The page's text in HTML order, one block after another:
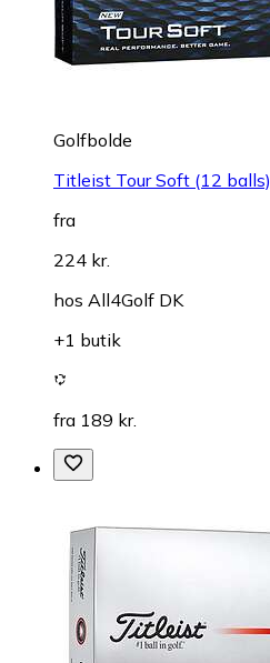
Golfbolde
Titleist Tour Soft (12 balls)
fra
224 kr.
hos All4Golf DK
+1 butik
fra 189 kr.